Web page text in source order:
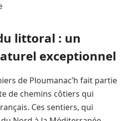
littoral : un
exceptionnel
de Ploumanac’h fait partie
de chemins côtiers qui
Ces sentiers, qui